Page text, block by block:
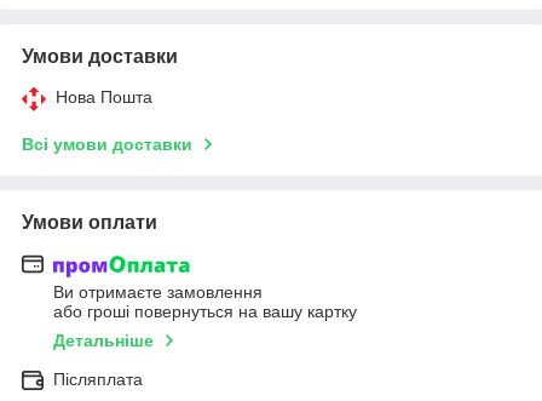
Умови доставки
Нова Пошта
Всі умови доставки
Умови оплати
Ви отримаєте замовлення
або гроші повернуться на вашу картку
Детальніше
Післяплата